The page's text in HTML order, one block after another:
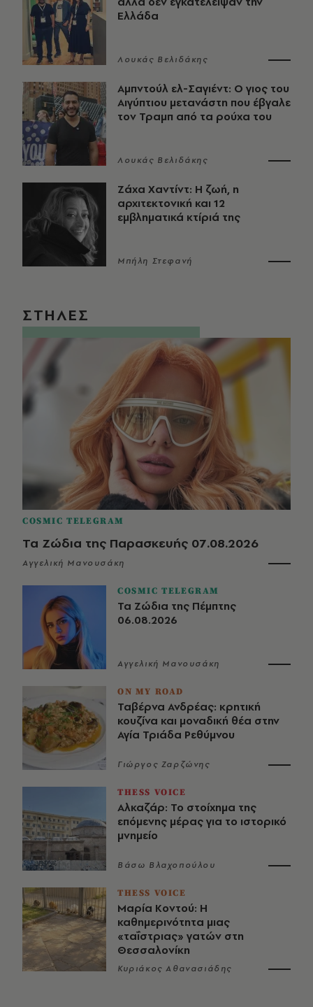
Ελλάδα
Λουκάς Βελιδάκης
Αμπντούλ ελ-Σαγιέντ: Ο γιος του
Αιγύπτιου μετανάστη που έβγαλε
τον Τραμπ από τα ρούχα του
Λουκάς Βελιδάκης
Ζάχα Χαντίντ: Η ζωή, η
αρχιτεκτονική και 12
εμβληματικά κτίριά της
Μπήλη Στεφανή
ΣΤΗΛΕΣ
COSMIC TELEGRAM
Τα Ζώδια της Παρασκευής 07.08.2026
Αγγελική Μανουσάκη
COSMIC TELEGRAM
Τα Ζώδια της Πέμπτης
06.08.2026
Αγγελική Μανουσάκη
ON MY ROAD
Ταβέρνα Ανδρέας: κρητική
κουζίνα και μοναδική θέα στην
Αγία Τριάδα Ρεθύμνου
Γιώργος Ζαρζώνης
THESS VOICE
Αλκαζάρ: Το στοίχημα της
επόμενης μέρας για το ιστορικό
μνημείο
Βάσω Βλαχοπούλου
THESS VOICE
Μαρία Κοντού: Η
καθημερινότητα μιας
«ταΐστριας» γατών στη
Θεσσαλονίκη
Κυριάκος Αθανασιάδης